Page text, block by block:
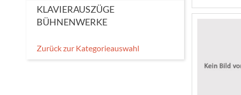
KLAVIERAUSZÜGE
BÜHNENWERKE
Zurück zur Kategorieauswahl